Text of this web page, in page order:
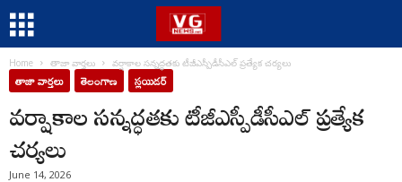
Home తాజా వార్తలు వర్షాకాల సన్నద్ధతకు టీజీఎస్పీడీసీఎల్ ప్రత్యేక చర్యలు
తాజా వార్తలు తెలంగాణ స్లయిడర్
వర్షాకాల సన్నద్ధతకు టీజీఎస్పీడీసీఎల్ ప్రత్యేక
చర్యలు
June 14, 2026